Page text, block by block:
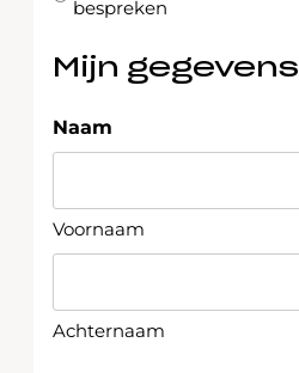
bespreken
Mijn gegevens
Naam
Voornaam
Achternaam